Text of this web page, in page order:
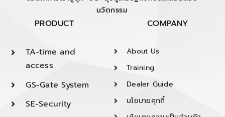
นวัตกรรม
PRODUCT
TA-time and
access
GS-Gate System
SE-Security
COMPANY
About Us
Training
Dealer Guide
นโยบายคุกกี้